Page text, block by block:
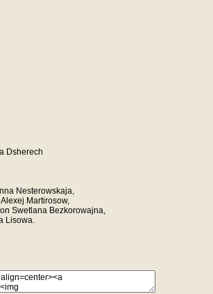
Dsherech
Nesterowskaja,
Martirosow,
Swetlana Bezkorowajna,
Lisowa.